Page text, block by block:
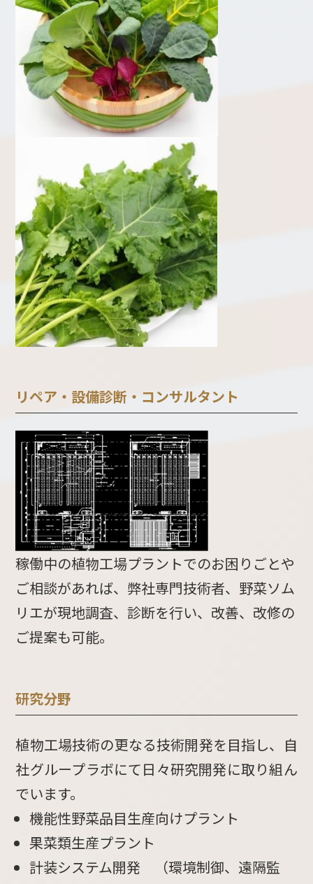
リペア・設備診断・コンサルタント
稼働中の植物工場プラントでのお困りごとや
ご相談があれば、弊社専門技術者、野菜ソム
リエが現地調査、診断を行い、改善、改修の
ご提案も可能。
研究分野
植物工場技術の更なる技術開発を目指し、自
社グループラボにて日々研究開発に取り組ん
でいます。
機能性野菜品目生産向けプラント
果菜類生産プラント
計装システム開発 （環境制御、遠隔監